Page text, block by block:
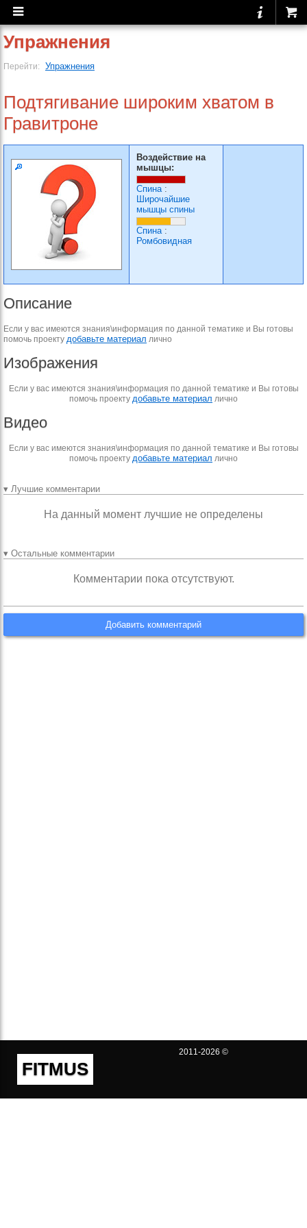
Упражнения
Перейти: Упражнения
Подтягивание широким хватом в
Гравитроне
Воздействие на
мышцы:
Спина:
Широчайшие
мышцы спины
Спина:
Ромбовидная
Описание
Если у вас имеются знания\информация по данной тематике и Вы готовы
помочь проекту добавьте материал лично
Изображения
Если у вас имеются знания\информация по данной тематике и Вы готовы
помочь проекту добавьте материал лично
Видео
Если у вас имеются знания\информация по данной тематике и Вы готовы
помочь проекту добавьте материал лично
▾ Лучшие комментарии
На данный момент лучшие не определены
▾ Остальные комментарии
Комментарии пока отсутствуют.
Добавить комментарий
FITMUS
2011-2026 ©